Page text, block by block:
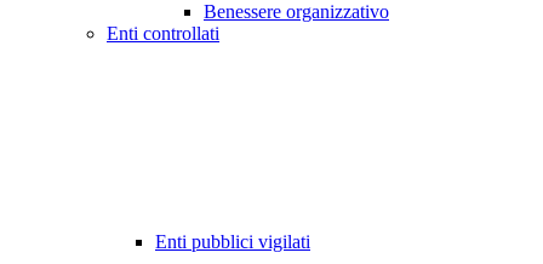
Benessere organizzativo
Enti controllati
Enti pubblici vigilati